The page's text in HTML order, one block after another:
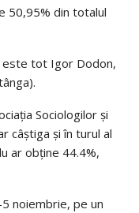
50,95% din totalul
este tot Igor Dodon,
Sociologilor și
câștiga și în turul al
ar obține 44.4%,
noiembrie, pe un